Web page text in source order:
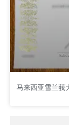
马来西亚雪兰莪